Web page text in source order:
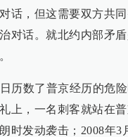
话，但这需要双方共
对话。就北约内部矛
历数了普京经历的危
上，一名刺客就站在
时发动袭击；2008年